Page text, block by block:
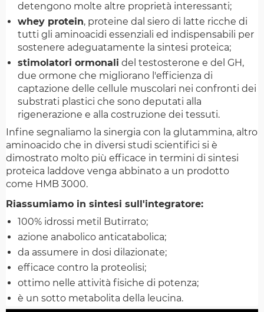
detengono molte altre proprietà interessanti;
whey protein, proteine dal siero di latte ricche di
tutti gli aminoacidi essenziali ed indispensabili per
sostenere adeguatamente la sintesi proteica;
stimolatori ormonali del testosterone e del GH,
due ormone che migliorano l'efficienza di
captazione delle cellule muscolari nei confronti dei
substrati plastici che sono deputati alla
rigenerazione e alla costruzione dei tessuti.
Infine segnaliamo la sinergia con la glutammina, altro
aminoacido che in diversi studi scientifici si è
dimostrato molto più efficace in termini di sintesi
proteica laddove venga abbinato a un prodotto
come HMB 3000.
Riassumiamo in sintesi sull'integratore:
100% idrossi metil Butirrato;
azione anabolico anticatabolica;
da assumere in dosi dilazionate;
efficace contro la proteolisi;
ottimo nelle attività fisiche di potenza;
è un sotto metabolita della leucina.